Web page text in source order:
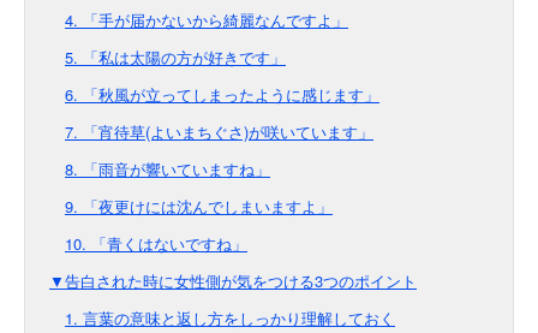
4. 「手が届かないから綺麗なんですよ」
5. 「私は太陽の方が好きです」
6. 「秋風が立ってしまったように感じます」
7. 「宵待草(よいまちぐさ)が咲いています」
8. 「雨音が響いていますね」
9. 「夜更けには沈んでしまいますよ」
10. 「青くはないですね」
▼告白された時に女性側が気をつける3つのポイント
1. 言葉の意味と返し方をしっかり理解しておく